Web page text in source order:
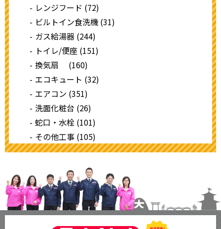
レンジフード (72)
ビルトイン食洗機 (31)
ガス給湯器 (244)
トイレ/便座 (151)
換気扇 (160)
エコキュート (32)
エアコン (351)
洗面化粧台 (26)
蛇口・水栓 (101)
その他工事 (105)